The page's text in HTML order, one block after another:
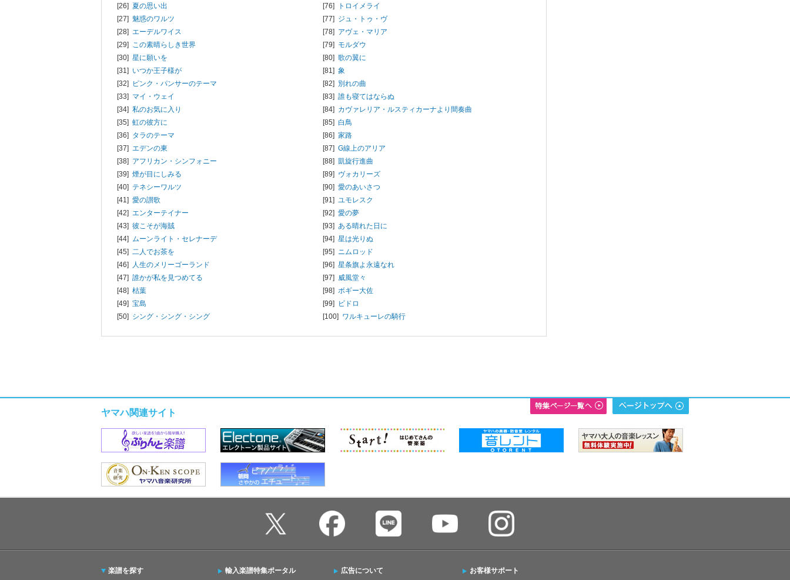
[26] 夏の思い出
[27] 魅惑のワルツ
[28] エーデルワイス
[29] この素晴らしき世界
[30] 星に願いを
[31] いつか王子様が
[32] ピンク・パンサーのテーマ
[33] マイ・ウェイ
[34] 私のお気に入り
[35] 虹の彼方に
[36] タラのテーマ
[37] エデンの東
[38] アフリカン・シンフォニー
[39] 煙が目にしみる
[40] テネシーワルツ
[41] 愛の讃歌
[42] エンターテイナー
[43] 彼こそが海賊
[44] ムーンライト・セレナーデ
[45] 二人でお茶を
[46] 人生のメリーゴーランド
[47] 誰かが私を見つめてる
[48] 枯葉
[49] 宝島
[50] シング・シング・シング
[76]
トロイメライ
[77] ジュ・トゥ・ヴ
[78] アヴェ・マリア
[79] モルダウ
[80] 歌の翼に
[81] 象
[82] 別れの曲
[83] 誰も寝てはならぬ
[84] カヴァレリア・ルスティカーナより間奏曲
[85] 白鳥
[86] 家路
[87] G線上のアリア
[88] 凱旋行進曲
[89] ヴォカリーズ
[90] 愛のあいさつ
[91] ユモレスク
[92] 愛の夢
[93] ある晴れた日に
[94] 星は光りぬ
[95] ニムロッド
[96] 星条旗よ永遠なれ
[97] 威風堂々
[98] ボギー大佐
[99] ビドロ
[100] ワルキューレの騎行
ヤマハ関連サイト
楽譜を探す 輸入楽譜特集ポータル 広告について お客様サポート